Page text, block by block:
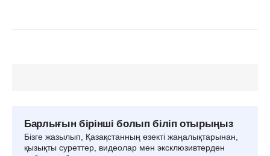
Барлығын бірінші болып біліп отырыңыз
Бізге жазылып, Қазақстанның өзекті жаңалықтарынан,
қызықты суреттер, видеолар мен эксклюзивтерден